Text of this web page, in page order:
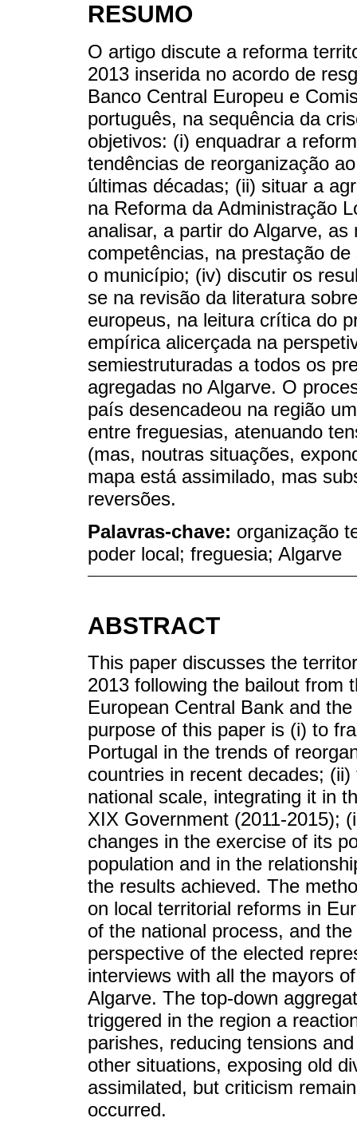
RESUMO
O artigo discute a reforma
2013 inserida no acordo de
Banco Central Europeu e
português, na sequência da
objetivos: (i) enquadrar a
tendências de reorganização
últimas décadas; (ii) situar a
na Reforma da Administração
analisar, a partir do Algarve,
competências, na prestação
o município; (iv) discutir os
se na revisão da literatura
europeus, na leitura crítica do
empírica alicerçada na
semiestruturadas a todos os
agregadas no Algarve. O
país desencadeou na região
entre freguesias, atenuando
(mas, noutras situações,
mapa está assimilado, mas
reversões.
Palavras-chave: organização
poder local; freguesia; Algarve
ABSTRACT
This paper discusses the
2013 following the bailout from
European Central Bank and
purpose of this paper is (i) to
Portugal in the trends of
countries in recent decades;
national scale, integrating it in
XIX Government (2011-2015);
changes in the exercise of its
population and in the
the results achieved. The
on local territorial reforms in
of the national process, and
perspective of the elected
interviews with all the mayors
Algarve. The top-down
triggered in the region a
parishes, reducing tensions
other situations, exposing old
assimilated, but criticism
occurred.